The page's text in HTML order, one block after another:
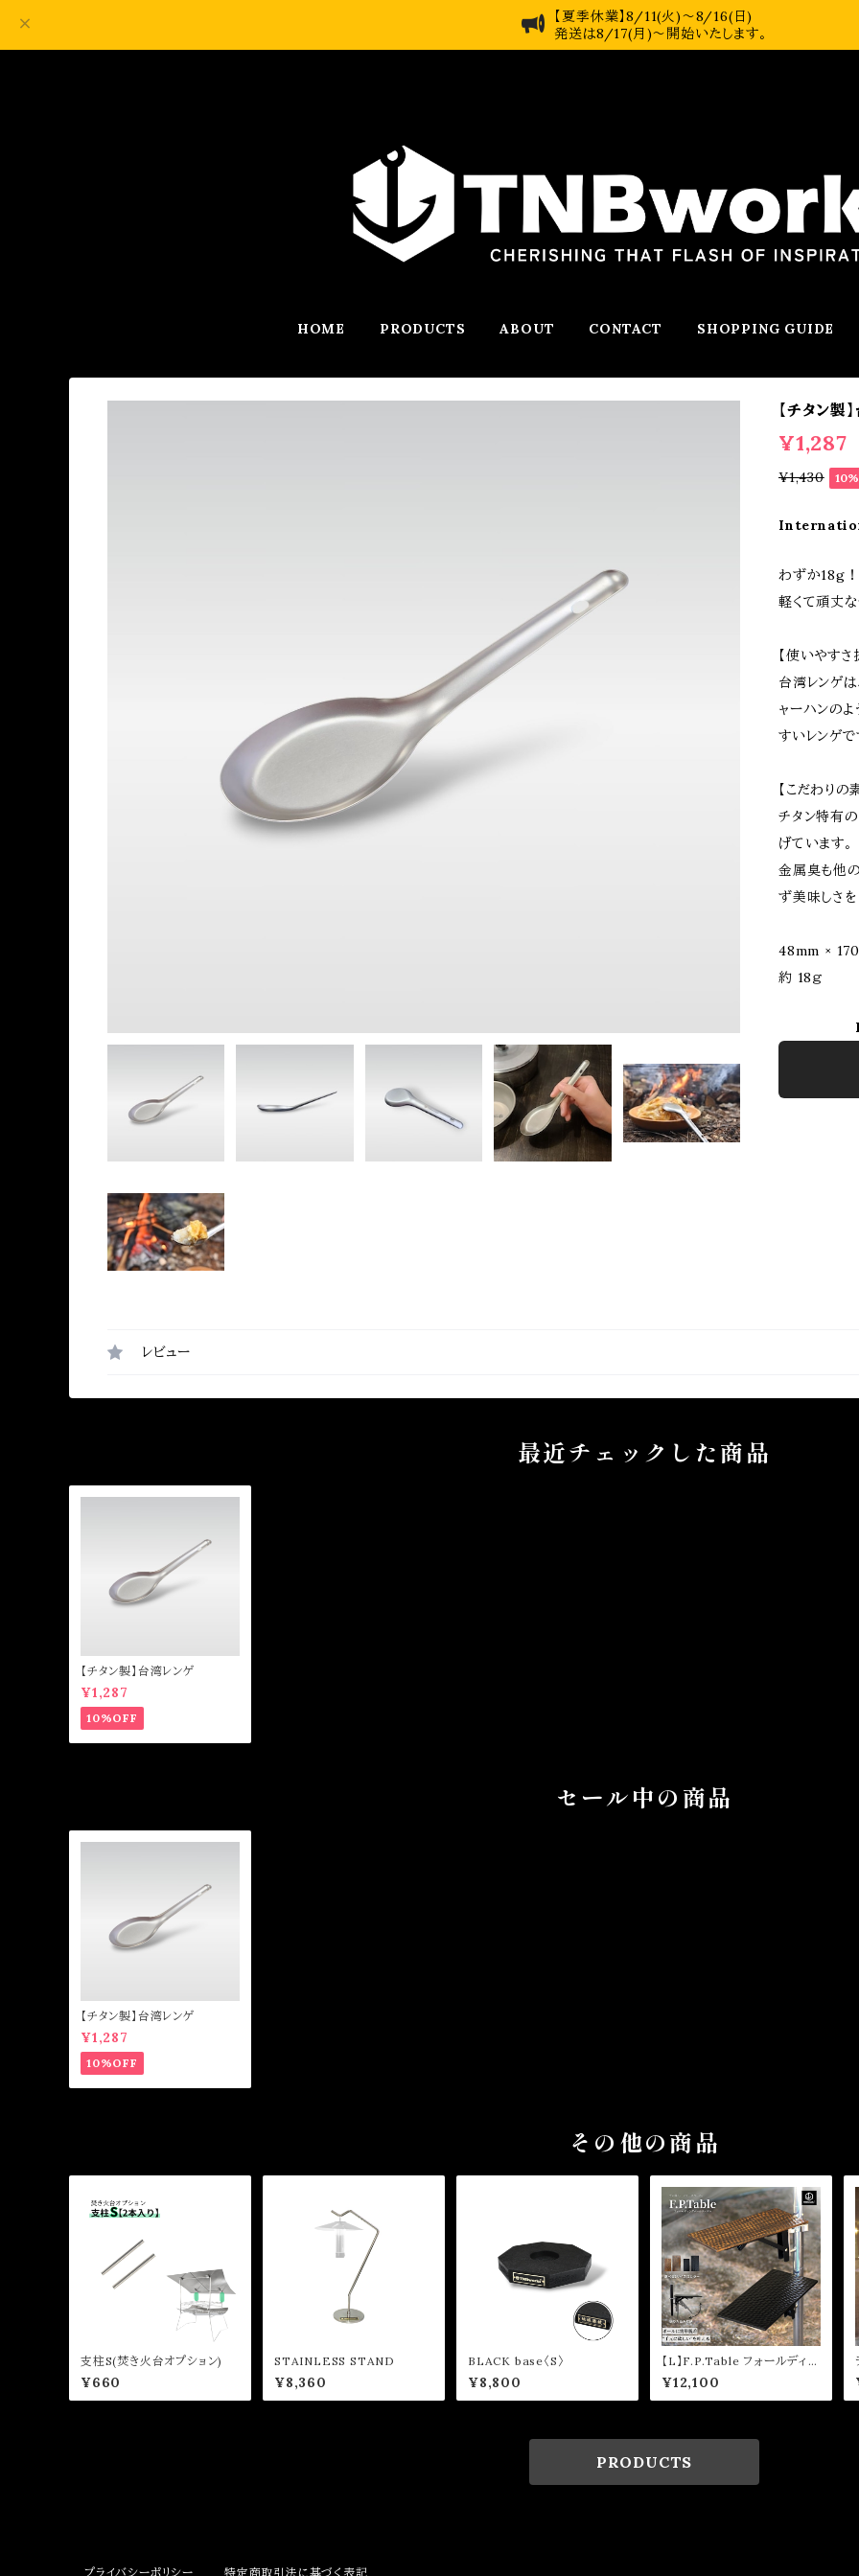
【夏季休業】8/11(火)～8/16(日)
発送は8/17(月)～開始いたします。
HOME PRODUCTS ABOUT CONTACT SHOPPING GUIDE
【チタン製
¥1,287
¥1,430
わずか18g！
軽くて頑丈
【使いやすさ
台湾レンゲ
ャーハンの
すいレンゲで
【こだわり
チタン特有
げています。
金属臭も他
ず美味しさ
48mm ×
約 18ｇ
レビュー
最近チェックした商品
【チタン製】台湾レンゲ
¥1,287
10%OFF
セール中の商品
【チタン製】台湾レンゲ
¥1,287
10%OFF
その他の商品
支柱S(焚き火台オプション)
¥660
STAINLESS STAND
¥8,360
BLACK base〈S〉
¥8,800
【L】F.P.Table フォールディン
グポールテーブル
¥12,100
PRODUCTS
プライバシーポリシー 特定商取引法に基づく表記